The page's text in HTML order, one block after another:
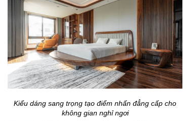
Kiểu dáng sang trọng tạo điểm nhấn đẳng cấp cho
không gian nghỉ ngơi